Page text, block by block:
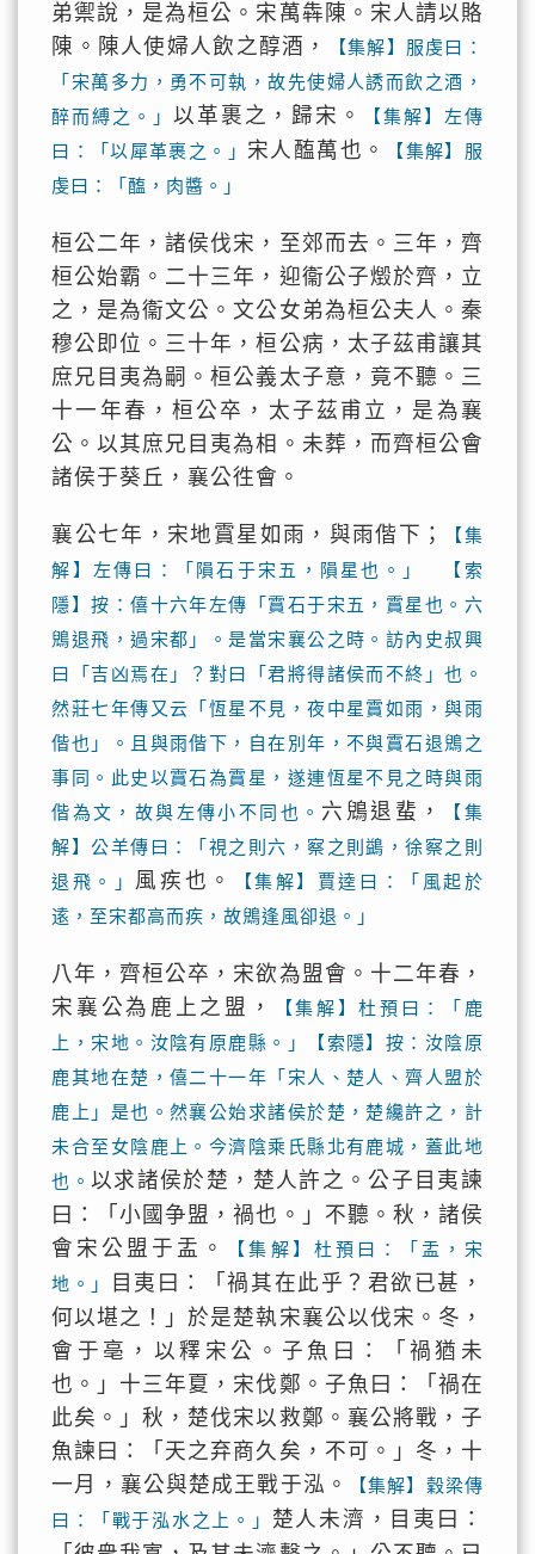
弟禦說，是為桓公。宋萬犇陳。宋人請以賂
陳。陳人使婦人飲之醇酒，
【集解】服虔曰：
「宋萬多力，勇不可執，故先使婦人誘而飲之酒，
醉而縛之。」 以革裹之，歸宋。
【集解】左傳
曰：「以犀革裹之。」 宋人醢萬也。
【集解】服
虔曰：「醢，肉醬。」
桓公二年，諸侯伐宋，至郊而去。三年，齊
桓公始霸。二十三年，迎衞公子燬於齊，立
之，是為衞文公。文公女弟為桓公夫人。秦
穆公即位。三十年，桓公病，太子茲甫讓其
庶兄目夷為嗣。桓公義太子意，竟不聽。三
十一年春，桓公卒，太子茲甫立，是為襄
公。以其庶兄目夷為相。未葬，而齊桓公會
諸侯于葵丘，襄公徃會。
襄公七年，宋地霣星如雨，與雨偕下；
【集
解】左傳曰：「隕石于宋五，隕星也。」 【索
隱】按：僖十六年左傳「霣石于宋五，霣星也。六
鶂退飛，過宋都」。是當宋襄公之時。訪內史叔興
曰「吉凶焉在」？對曰「君將得諸侯而不終」也。
然莊七年傳又云「恆星不見，夜中星霣如雨，與雨
偕也」。且與雨偕下，自在別年，不與霣石退鶂之
事同。此史以霣石為霣星，遂連恆星不見之時與雨
偕為文，故與左傳小不同也。 六鶂退蜚，
【集
解】公羊傳曰：「視之則六，察之則鷁，徐察之則
退飛。」 風疾也。
【集解】賈逵曰：「風起於
逺，至宋都高而疾，故鶂逢風卻退。」
八年，齊桓公卒，宋欲為盟會。十二年春，
宋襄公為鹿上之盟，
【集解】杜預曰：「鹿
上，宋地。汝陰有原鹿縣。」【索隱】按：汝陰原
鹿其地在楚，僖二十一年「宋人、楚人、齊人盟於
鹿上」是也。然襄公始求諸侯於楚，楚纔許之，計
未合至女陰鹿上。今濟陰乘氏縣北有鹿城，蓋此地
也。 以求諸侯於楚，楚人許之。公子目夷諫
曰：「小國争盟，禍也。」不聽。秋，諸侯
會宋公盟于盂。
【集解】杜預曰：「盂，宋
地。」
目夷曰：「禍其在此乎？君欲已甚，
何以堪之！」於是楚執宋襄公以伐宋。冬，
會于亳，以釋宋公。子魚曰：「禍猶未
也。」十三年夏，宋伐鄭。子魚曰：「禍在
此矣。」秋，楚伐宋以救鄭。襄公將戰，子
魚諫曰：「天之弃商久矣，不可。」冬，十
一月，襄公與楚成王戰于泓。
【集解】穀梁傳
曰：「戰于泓水之上。」 楚人未濟，目夷曰：